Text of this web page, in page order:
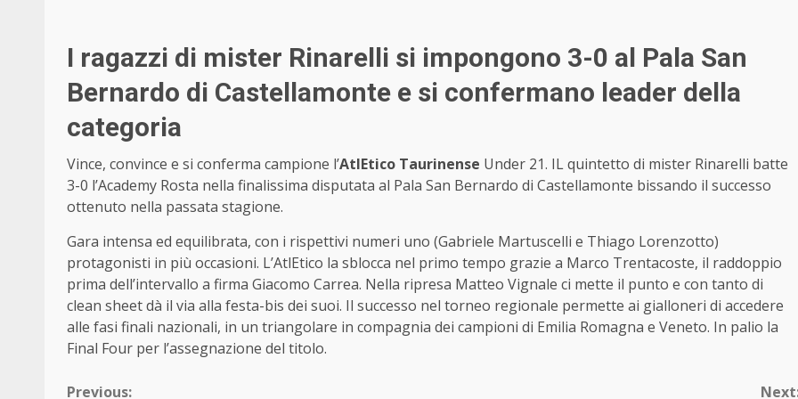
I ragazzi di mister Rinarelli si impongono 3-0 al Pala San
Bernardo di Castellamonte e si confermano leader della
categoria
Vince, convince e si conferma campione l’AtlEtico Taurinense Under 21. IL quintetto di mister Rinarelli batte
3-0 l’Academy Rosta nella finalissima disputata al Pala San Bernardo di Castellamonte bissando il successo
ottenuto nella passata stagione.
Gara intensa ed equilibrata, con i rispettivi numeri uno (Gabriele Martuscelli e Thiago Lorenzotto)
protagonisti in più occasioni. L’AtlEtico la sblocca nel primo tempo grazie a Marco Trentacoste, il raddoppio
prima dell’intervallo a firma Giacomo Carrea. Nella ripresa Matteo Vignale ci mette il punto e con tanto di
clean sheet dà il via alla festa-bis dei suoi. Il successo nel torneo regionale permette ai gialloneri di accedere
alle fasi finali nazionali, in un triangolare in compagnia dei campioni di Emilia Romagna e Veneto. In palio la
Final Four per l’assegnazione del titolo.
Previous: